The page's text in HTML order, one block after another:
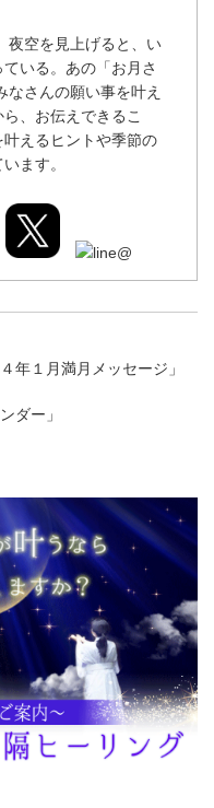
夜空を見上げると、い
いる。あの「お月さ
なさんの願い事を叶え
、お伝えできるこ
えるヒントや季節の
ます。
年１月満月メッセージ 」
ダー 」